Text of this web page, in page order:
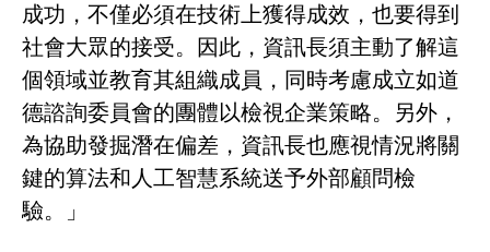
成功，不僅必須在技術上獲得成效，也要得到
社會大眾的接受。因此，資訊長須主動了解這
個領域並教育其組織成員，同時考慮成立如道
德諮詢委員會的團體以檢視企業策略。另外，
為協助發掘潛在偏差，資訊長也應視情況將關
鍵的算法和人工智慧系統送予外部顧問檢
驗。」